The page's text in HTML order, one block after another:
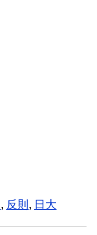
, 反則 , 日大